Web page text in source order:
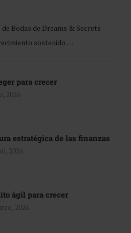
Bodas de Dreams & Secrets
sostenido …
para crecer
2026
estratégica de las finanzas
2026
ágil para crecer
2026